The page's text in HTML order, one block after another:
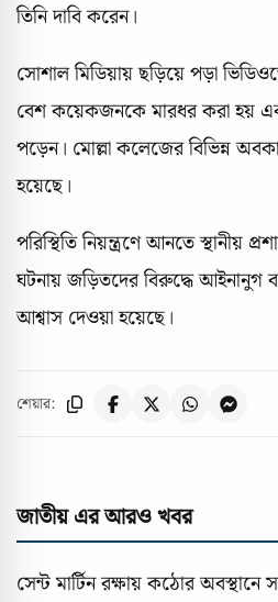
তিনি দাবি করেন।
সোশাল মিডিয়ায় ছড়িয়ে পড়া
বেশ কয়েকজনকে মারধর করা হয়
পড়েন। মোল্লা কলেজের বিভিন্ন
হয়েছে।
পরিস্থিতি নিয়ন্ত্রণে আনতে স্থানীয়
ঘটনায় জড়িতদের বিরুদ্ধে আইনানুগ
আশ্বাস দেওয়া হয়েছে।
শেয়ার:
জাতীয় এর আরও খবর
সেন্ট মার্টিন রক্ষায় কঠোর অবস্থানে